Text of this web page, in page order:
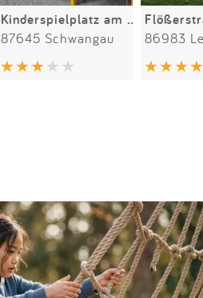
Kinderspielplatz am Dorfweiher
87645 Schwangau